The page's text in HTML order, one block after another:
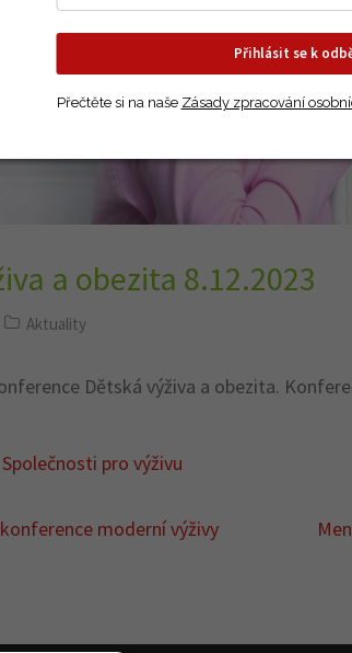
a obezita 8.12.2023
Aktuality
Dětská výživa a obezita.
Společnosti pro výživu
moderní výživy
Přihlásit se k
Přečtěte si na naše Zásady zpracování